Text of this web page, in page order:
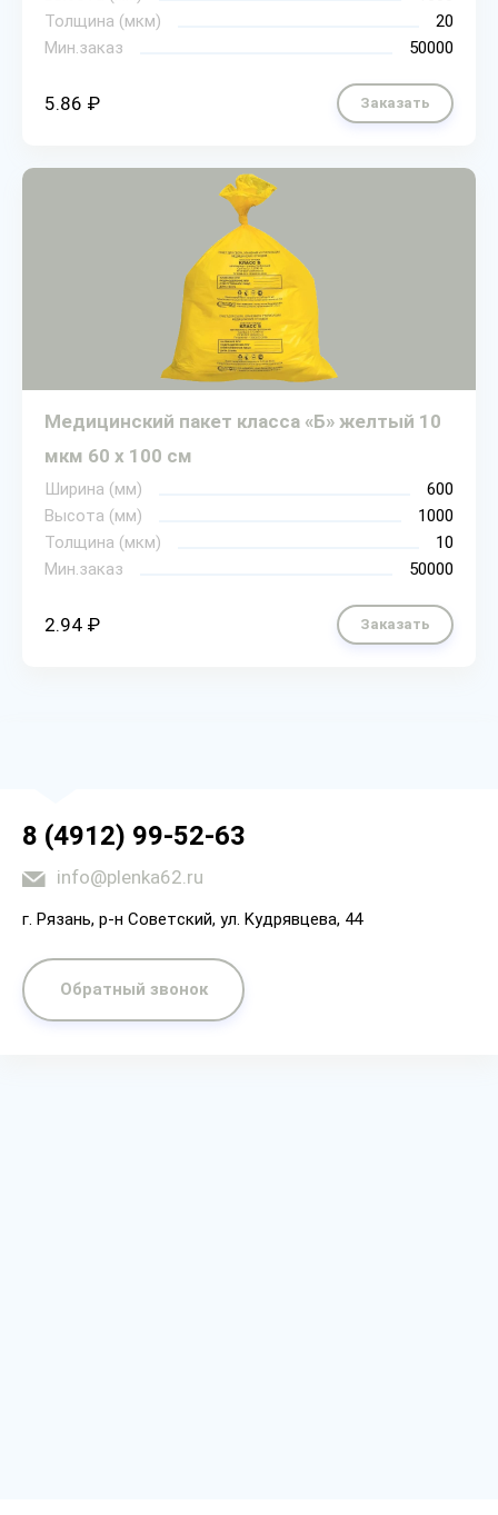
Толщина (мкм)
20
Мин.заказ
50000
5.86 ₽ Заказать
Медицинский пакет класса «Б» желтый 10
мкм 60 х 100 см
Ширина (мм)
600
Высота (мм)
1000
Толщина (мкм)
10
Мин.заказ
50000
2.94 ₽ Заказать
8 (4912) 99-52-63
info@plenka62.ru
г. Рязaнь, p-н Coвeтcкий, yл. Kyдpявцeвa, 44
Обратный звонок